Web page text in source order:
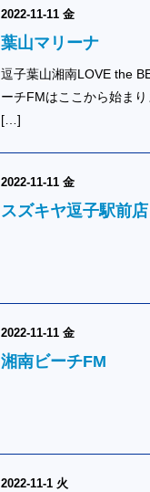
2022-11-11 金
葉山マリーナ
逗子葉山湘南LOVE the
ーチFMはここから始ま
[…]
2022-11-11 金
スズキヤ逗子駅前店
2022-11-11 金
湘南ビーチFM
2022-11-1 火